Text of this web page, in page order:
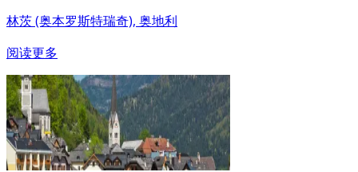
林茨 (奥本罗斯特瑞奇), 奥地利
阅读更多